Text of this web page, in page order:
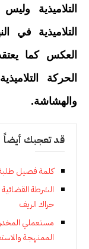
التلاميذية
التلاميذية في
العكس كما
الحركة
والهشاشة.
قد تعجبك أيضاً
كلمة فصيل طلبة
الشرطة
حراك الريف
مستعملي
الممنهجة